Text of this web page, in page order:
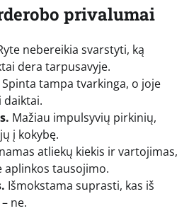
privalumai
nebereikia svarstyti, ką
dera tarpusavyje.
Spinta tampa tvarkinga, o joje
daiktai.
Mažiau impulsyvių pirkinių,
į kokybę.
atliekų kiekis ir vartojimas,
aplinkos tausojimo.
Išmokstama suprasti, kas iš
ne.